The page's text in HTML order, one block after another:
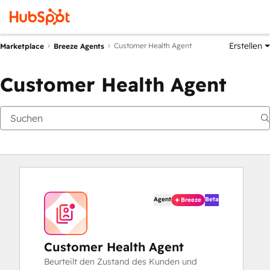
Marketplace Breeze Agents Customer Health Agent Erstellen
Customer Health Agent
Agent Breeze Beta
Customer Health Agent
Beurteilt den Zustand des Kunden und